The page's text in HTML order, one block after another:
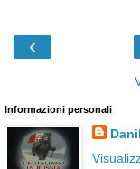
‹
Informazioni personali